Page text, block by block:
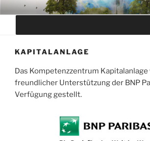
Zum
InhaltBRANCHEN-
NACHHALTIGKEIT
KAPITALANLAGE
Das Kompetenzzentrum
freundlicher Unterstützung der BNP
Verfügung gestellt.